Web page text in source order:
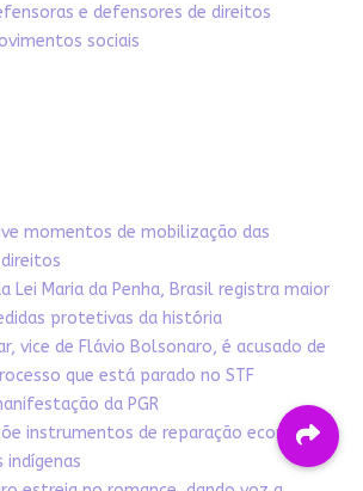
e defensores de direitos
sociais
momentos de mobilização das
Lei Maria da Penha, Brasil registra maior
protetivas da história
vice de Flávio Bolsonaro, é acusado de
que está parado no STF
da PGR
instrumentos de reparação econômica
indígenas